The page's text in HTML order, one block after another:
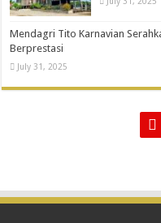
Mendagri Tito Karnavian
Berprestasi
July 31, 2025